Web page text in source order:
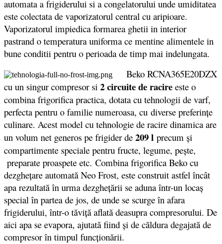
automata a frigiderului si a congelatorului unde umiditatea
este colectata de vaporizatorul central cu aripioare.
Vaporizatorul impiedica formarea ghetii in interior
pastrand o temperatura uniforma ce mentine alimentele in
bune conditii pentru o perioada de timp mai indelungata.
Beko RCNA365E20DZX
cu un singur compresor si 2 circuite de racire este o
combina frigorifica practica, dotata cu tehnologii de varf,
perfecta pentru o familie numeroasa, cu diverse preferințe
culinare. Acest model cu tehnologie de racire dinamica are
un volum net generos pe frigider de 209 l precum și
compartimente speciale pentru fructe, legume, pește,
preparate proaspete etc. Combina frigorifica Beko cu
dezgheţare automată Neo Frost, este construit astfel încât
apa rezultată în urma dezgheţării se aduna într-un locaş
special în partea de jos, de unde se scurge în afara
frigiderului, într-o tăviţă aflată deasupra compresorului. De
aici apa se evapora, ajutată fiind şi de căldura degajată de
compresor în timpul funcţionării.